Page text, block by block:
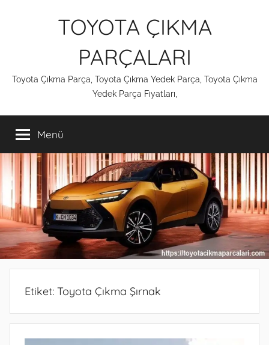
TOYOTA ÇIKMA
PARÇALARI
Toyota Çıkma Parça, Toyota Çıkma Yedek Parça, Toyota Çıkma
Yedek Parça Fiyatları,
Menü
Etiket: Toyota Çıkma Şırnak